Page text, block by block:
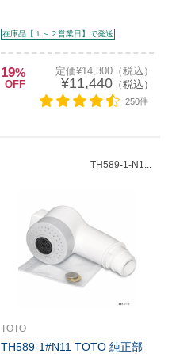
在庫品【１～２営業日】で発送
19%
OFF
定価¥14,300（税込）
¥11,440（税込）
250件
TH589-1-N1...
TOTO
TH589-1#N11 TOTO 純正部